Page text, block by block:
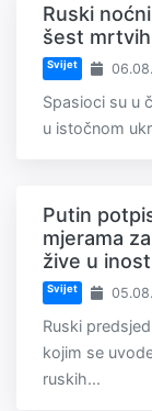
Ruski
šest
Svijet
Spasioci su u
u istočnom
Putin
mjerama
žive u
Svijet
Ruski
kojim se
ruskih...